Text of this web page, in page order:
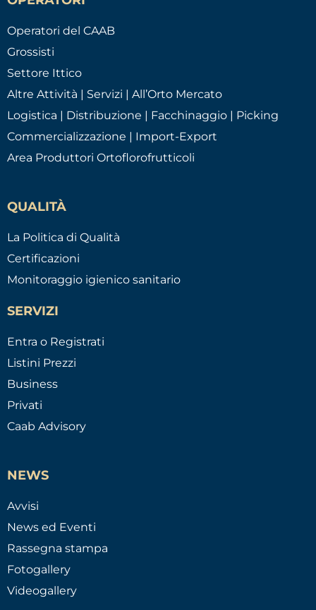
Operatori del CAAB
Grossisti
Settore Ittico
Altre Attività | Servizi | All’Orto Mercato
Logistica | Distribuzione | Facchinaggio | Picking
Commercializzazione | Import-Export
Area Produttori Ortoflorofrutticoli
QUALITÀ
La Politica di Qualità
Certificazioni
Monitoraggio igienico sanitario
SERVIZI
Entra o Registrati
Listini Prezzi
Business
Privati
Caab Advisory
NEWS
Avvisi
News ed Eventi
Rassegna stampa
Fotogallery
Videogallery